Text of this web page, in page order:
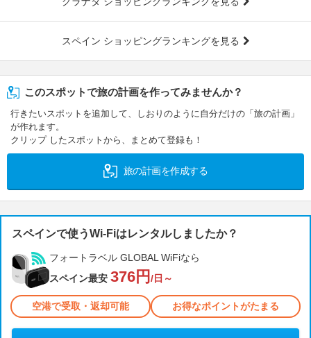
スペイン ショッピングランキングを見る
このスポットで旅の計画を作ってみませんか？
行きたいスポットを追加して、しおりのように自分だけの「旅の計画」
が作れます。
クリップ したスポットから、まとめて登録も！
旅の計画を作成する
スペインで使うWi-Fiはレンタルしましたか？
フォートラベル GLOBAL WiFiなら
スペイン最安 376円 /日～
空港で受取・返却可能 お得なポイントがたまる